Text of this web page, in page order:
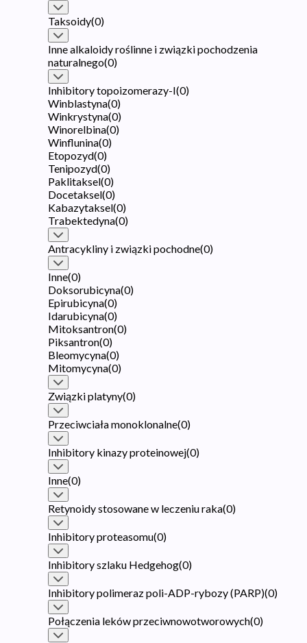
Taksoidy(0)
Inne alkaloidy roślinne i związki pochodzenia
naturalnego(0)
Inhibitory topoizomerazy-I(0)
Winblastyna(0)
Winkrystyna(0)
Winorelbina(0)
Winflunina(0)
Etopozyd(0)
Tenipozyd(0)
Paklitaksel(0)
Docetaksel(0)
Kabazytaksel(0)
Trabektedyna(0)
Antracykliny i związki pochodne(0)
Inne(0)
Doksorubicyna(0)
Epirubicyna(0)
Idarubicyna(0)
Mitoksantron(0)
Piksantron(0)
Bleomycyna(0)
Mitomycyna(0)
Związki platyny(0)
Przeciwciała monoklonalne(0)
Inhibitory kinazy proteinowej(0)
Inne(0)
Retynoidy stosowane w leczeniu raka(0)
Inhibitory proteasomu(0)
Inhibitory szlaku Hedgehog(0)
Inhibitory polimeraz poli-ADP-rybozy (PARP)(0)
Połączenia leków przeciwnowotworowych(0)